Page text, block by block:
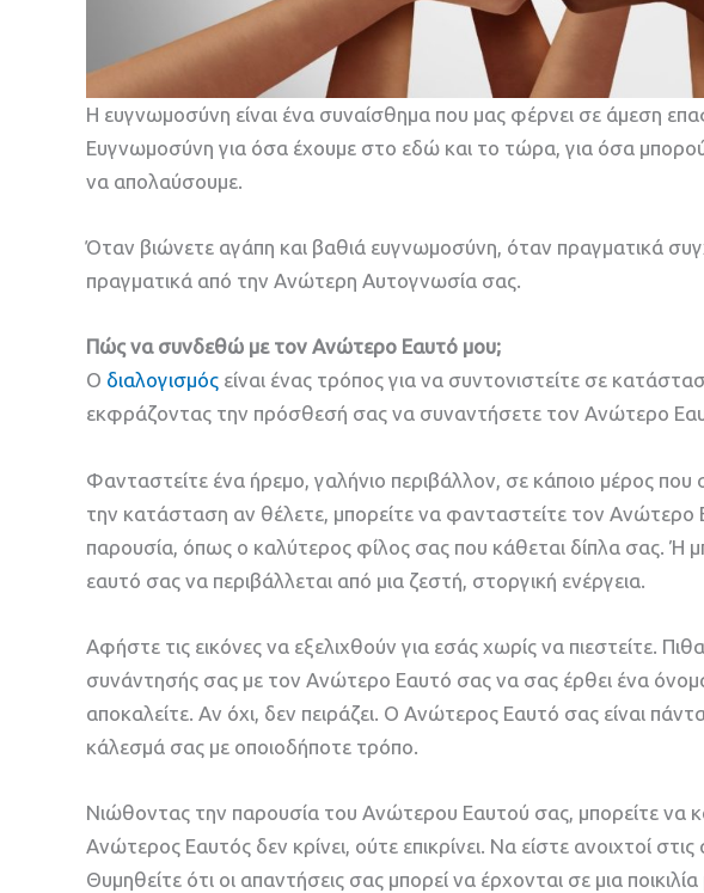
Η ευγνωμοσύνη είναι ένα συναίσθημα που μας φέρνει σε άμεση
Ευγνωμοσύνη για όσα έχουμε στο εδώ και το τώρα, για όσα
να απολαύσουμε.
Όταν βιώνετε αγάπη και βαθιά ευγνωμοσύνη, όταν πραγματικά
πραγματικά από την Ανώτερη Αυτογνωσία σας.
Πώς να συνδεθώ με τον Ανώτερο Εαυτό μου;
Ο διαλογισμός είναι ένας τρόπος για να συντονιστείτε σε
εκφράζοντας την πρόσθεσή σας να συναντήσετε τον Ανώτερο
Φανταστείτε ένα ήρεμο, γαλήνιο περιβάλλον, σε κάποιο μέρος που
την κατάσταση αν θέλετε, μπορείτε να φανταστείτε τον Ανώτερο
παρουσία, όπως ο καλύτερος φίλος σας που κάθεται δίπλα σας. Ή
εαυτό σας να περιβάλλεται από μια ζεστή, στοργική ενέργεια.
Αφήστε τις εικόνες να εξελιχθούν για εσάς χωρίς να πιεστείτε.
συνάντησής σας με τον Ανώτερο Εαυτό σας να σας έρθει ένα
αποκαλείτε. Αν όχι, δεν πειράζει. Ο Ανώτερος Εαυτό σας είναι
κάλεσμά σας με οποιοδήποτε τρόπο.
Νιώθοντας την παρουσία του Ανώτερου Εαυτού σας, μπορείτε να
Ανώτερος Εαυτός δεν κρίνει, ούτε επικρίνει. Να είστε ανοιχτοί
Θυμηθείτε ότι οι απαντήσεις σας μπορεί να έρχονται σε μια